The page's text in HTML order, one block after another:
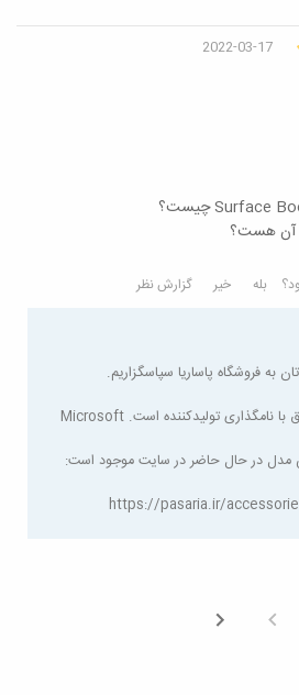
2022-03-17
بله خیر گزارش نظر
به فروشگاه پاساریا سپاسگزاریم.
1- نام محصول دقیقا مطابق با نامگذاری تولیدکننده است. Microsoft
https://pasaria.ir/